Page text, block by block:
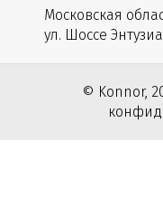
Московская
ул. Шоссе
© Konnor,